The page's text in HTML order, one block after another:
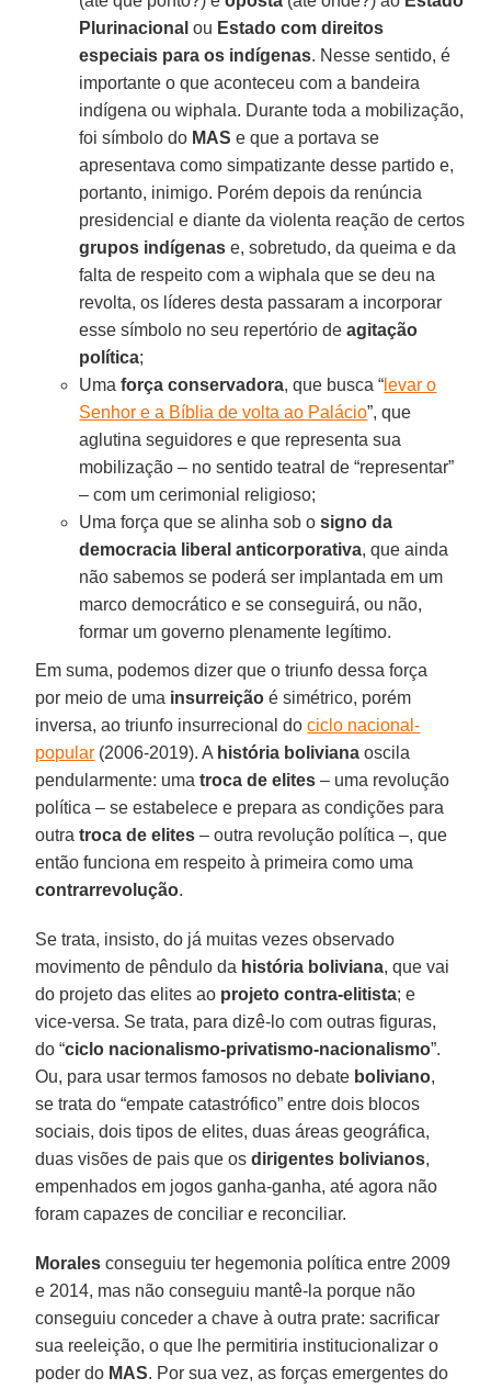
Plurinacional ou Estado com direitos
especiais para os indígenas. Nesse sentido, é
importante o que aconteceu com a bandeira
indígena ou wiphala. Durante toda a mobilização,
foi símbolo do MAS e que a portava se
apresentava como simpatizante desse partido e,
portanto, inimigo. Porém depois da renúncia
presidencial e diante da violenta reação de certos
grupos indígenas e, sobretudo, da queima e da
falta de respeito com a wiphala que se deu na
revolta, os líderes desta passaram a incorporar
esse símbolo no seu repertório deagitação
política;
Umaforça conservadora, que busca “ levar o
Senhor e a Bíblia de volta ao Palácio”, que
aglutina seguidores e que representa sua
mobilização – no sentido teatral de “representar”
– com um cerimonial religioso;
Uma força que se alinha sob osigno da
democracia liberal anticorporativa, que ainda
não sabemos se poderá ser implantada em um
marco democrático e se conseguirá, ou não,
formar um governo plenamente legítimo.
Em suma, podemos dizer que o triunfo dessa força
por meio de uma insurreição é simétrico, porém
inversa, ao triunfo insurrecional dociclo nacional-
popular (2006-2019). A história boliviana oscila
pendularmente: umatroca de elites – uma revolução
política – se estabelece e prepara as condições para
outratroca de elites – outra revolução política –, que
então funciona em respeito à primeira como uma
contrarrevolução.
Se trata, insisto, do já muitas vezes observado
movimento de pêndulo da história boliviana, que vai
do projeto das elites ao projeto contra-elitista; e
vice-versa. Se trata, para dizê-lo com outras figuras,
do “ciclo nacionalismo-privatismo-nacionalismo”.
Ou, para usar termos famosos no debate boliviano,
se trata do “empate catastrófico” entre dois blocos
sociais, dois tipos de elites, duas áreas geográfica,
duas visões de pais que osdirigentes bolivianos,
empenhados em jogos ganha-ganha, até agora não
foram capazes de conciliar e reconciliar.
Morales conseguiu ter hegemonia política entre 2009
e 2014, mas não conseguiu mantê-la porque não
conseguiu conceder a chave à outra prate: sacrificar
sua reeleição, o que lhe permitiria institucionalizar o
poder do MAS. Por sua vez, as forças emergentes do